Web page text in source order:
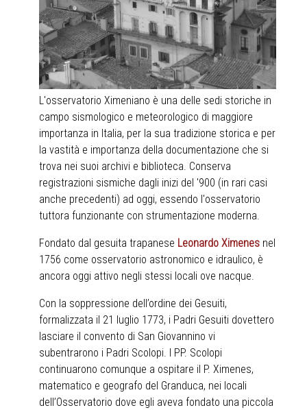
L'osservatorio Ximeniano è una delle sedi storiche in
campo sismologico e meteorologico di maggiore
importanza in Italia, per la sua tradizione storica e per
la vastità e importanza della documentazione che si
trova nei suoi archivi e biblioteca. Conserva
registrazioni sismiche dagli inizi del '900 (in rari casi
anche precedenti) ad oggi, essendo l'osservatorio
tuttora funzionante con strumentazione moderna.
Fondato dal gesuita trapanese Leonardo Ximenes nel
1756 come osservatorio astronomico e idraulico, è
ancora oggi attivo negli stessi locali ove nacque.
Con la soppressione dell’ordine dei Gesuiti,
formalizzata il 21 luglio 1773, i Padri Gesuiti dovettero
lasciare il convento di San Giovannino vi
subentrarono i Padri Scolopi. I PP. Scolopi
continuarono comunque a ospitare il P. Ximenes,
matematico e geografo del Granduca, nei locali
dell’Osservatorio dove egli aveva fondato una piccola